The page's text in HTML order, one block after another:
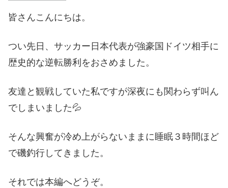
皆さんこんにちは。
つい先日、サッカー日本代表が強豪国ドイツ相手に
歴史的な逆転勝利をおさめました。
友達と観戦していた私ですが深夜にも関わらず叫ん
でしまいました💦
そんな興奮が冷め上がらないままに睡眠３時間ほど
で磯釣行してきました。
それでは本編へどうぞ。